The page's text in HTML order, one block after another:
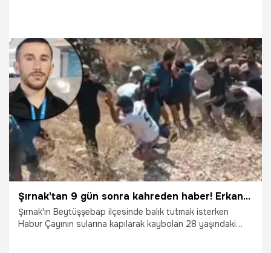
17.07.2026 Gündem
Şırnak'tan 9 gün sonra kahreden haber! Erkan Sak kayaların arasında ölü bulundu
Şırnak'ın Beytüşşebap ilçesinde balık tutmak isterken
Habur Çayının sularına kapılarak kaybolan 28 yaşındaki